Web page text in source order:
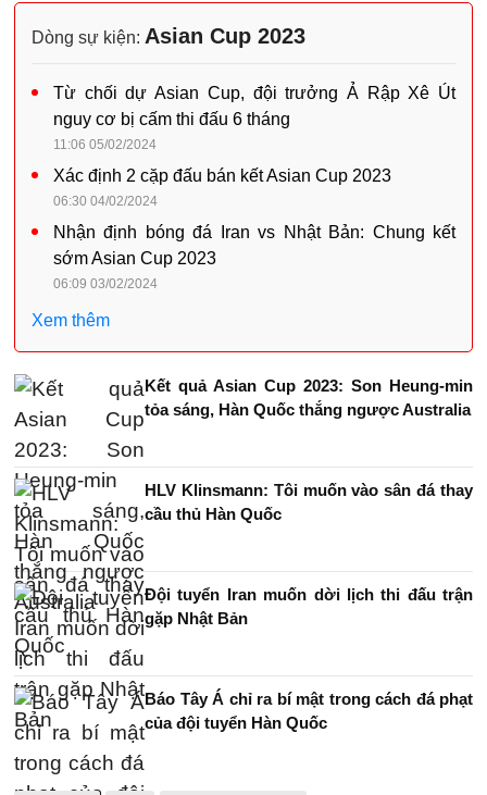
Dòng sự kiện: Asian Cup 2023
Từ chối dự Asian Cup, đội trưởng Ả Rập Xê Út
nguy cơ bị cấm thi đấu 6 tháng
11:06 05/02/2024
Xác định 2 cặp đấu bán kết Asian Cup 2023
06:30 04/02/2024
Nhận định bóng đá Iran vs Nhật Bản: Chung kết
sớm Asian Cup 2023
06:09 03/02/2024
Xem thêm
Kết quả Asian Cup 2023: Son Heung-min
tỏa sáng, Hàn Quốc thắng ngược Australia
HLV Klinsmann: Tôi muốn vào sân đá thay
cầu thủ Hàn Quốc
Đội tuyển Iran muốn dời lịch thi đấu trận
gặp Nhật Bản
Báo Tây Á chỉ ra bí mật trong cách đá phạt
của đội tuyển Hàn Quốc